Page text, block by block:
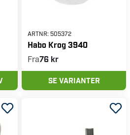
ARTNR: 505372
Habo Krog 3940
Fra76 kr
SE VARIANTER